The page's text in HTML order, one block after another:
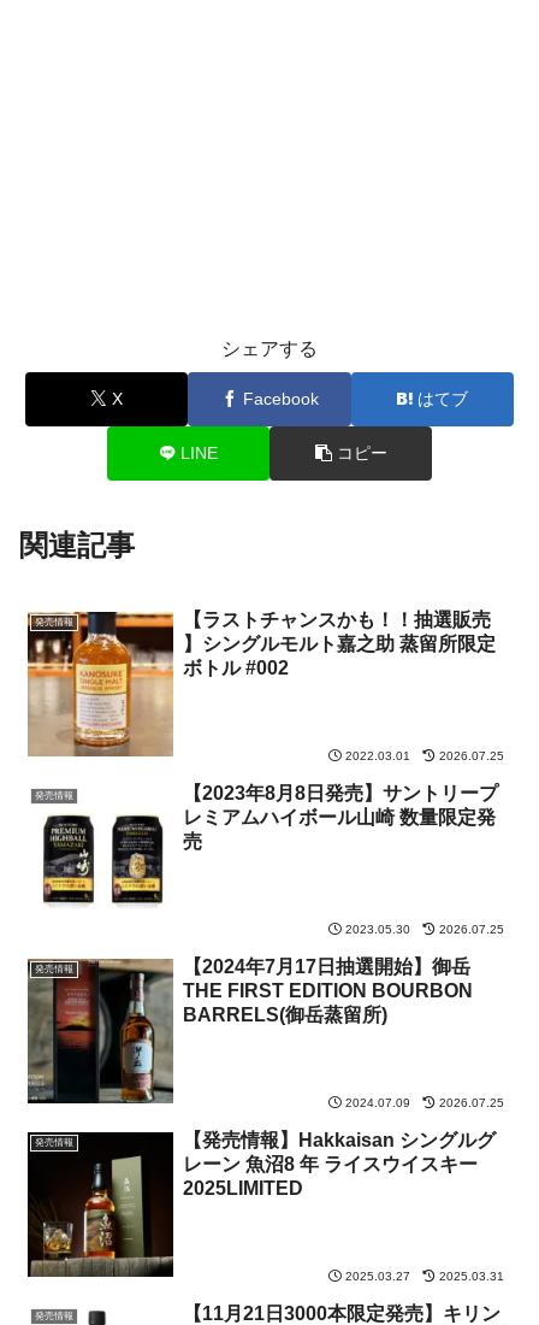
シェアする
X Facebook はてブ
LINE コピー
関連記事
発売情報
【ラストチャンスかも！！抽選販売
】シングルモルト嘉之助 蒸留所限定
ボトル #002
2022.03.01 2026.07.25
発売情報
【2023年8月8日発売】サントリープ
レミアムハイボール山崎 数量限定発
売
2023.05.30 2026.07.25
発売情報
【2024年7月17日抽選開始】御岳
THE FIRST EDITION BOURBON
BARRELS(御岳蒸留所)
2024.07.09 2026.07.25
発売情報
【発売情報】Hakkaisan シングルグ
レーン 魚沼8 年 ライスウイスキー
2025LIMITED
2025.03.27 2025.03.31
発売情報
【11月21日3000本限定発売】キリン